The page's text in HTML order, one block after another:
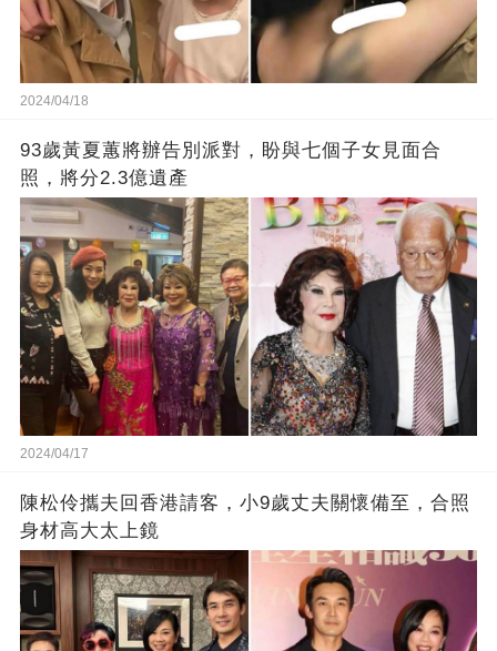
2024/04/18
93歲黃夏蕙將辦告別派對，盼與七個子女見面合
照，將分2.3億遺產
2024/04/17
陳松伶攜夫回香港請客，小9歲丈夫關懷備至，合照
身材高大太上鏡